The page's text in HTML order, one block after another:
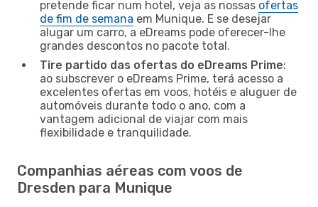
pretende ficar num hotel, veja as nossas ofertas
de fim de semana em Munique. E se desejar
alugar um carro, a eDreams pode oferecer-lhe
grandes descontos no pacote total.
Tire partido das ofertas do eDreams Prime:
ao subscrever o eDreams Prime, terá acesso a
excelentes ofertas em voos, hotéis e aluguer de
automóveis durante todo o ano, com a
vantagem adicional de viajar com mais
flexibilidade e tranquilidade.
Companhias aéreas com voos de
Dresden para Munique